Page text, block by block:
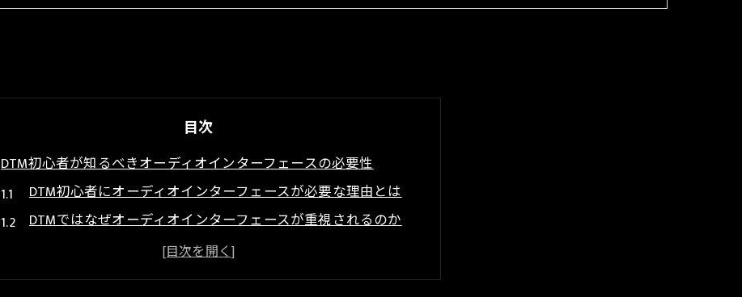
目次
DTM初心者が知るべきオーディオインターフェースの必要性
DTM初心者にオーディオインターフェースが必要な理由とは
DTMではなぜオーディオインターフェースが重視されるのか
DTMでオーディオインターフェースはいらない選択肢もある？
DTMの音質向上とオーディオインターフェースの役割